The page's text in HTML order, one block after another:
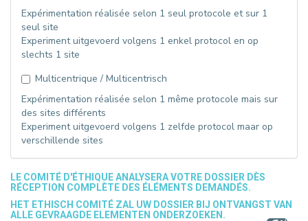
Expérimentation réalisée selon 1 seul protocole et sur 1
seul site
Experiment uitgevoerd volgens 1 enkel protocol en op
slechts 1 site
Multicentrique / Multicentrisch
Expérimentation réalisée selon 1 même protocole mais sur
des sites différents
Experiment uitgevoerd volgens 1 zelfde protocol maar op
verschillende sites
LE COMITÉ D'ÉTHIQUE ANALYSERA VOTRE DOSSIER DÈS
RÉCEPTION COMPLÈTE DES ÉLÉMENTS DEMANDÉS.
HET ETHISCH COMITÉ ZAL UW DOSSIER BIJ ONTVANGST VAN
ALLE GEVRAAGDE ELEMENTEN ONDERZOEKEN.